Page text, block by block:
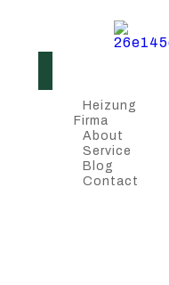
Heizung
Firma
About
Service
Blog
Contact